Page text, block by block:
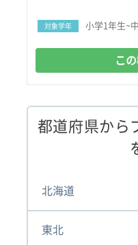
対象学年 小学1年生~
こ
都道府県から
北海道
東北